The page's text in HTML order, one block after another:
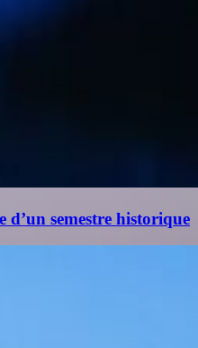
d’un semestre historique